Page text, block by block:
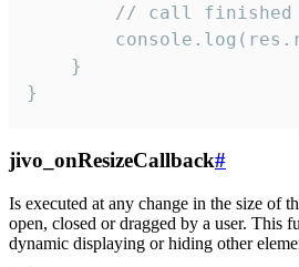
// call
    }
}
jivo_onResizeCallback#
Is executed at any change in the size of
open, closed or dragged by a user. This
dynamic displaying or hiding other